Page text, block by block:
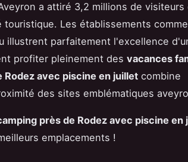
a attiré 3,2 millions de visiteurs
Les établissements
illustrent parfaitement l'excellence
profiter pleinement des vacances
Rodez avec piscine en juillet combine
des sites emblématiques
près de Rodez avec piscine en
emplacements !